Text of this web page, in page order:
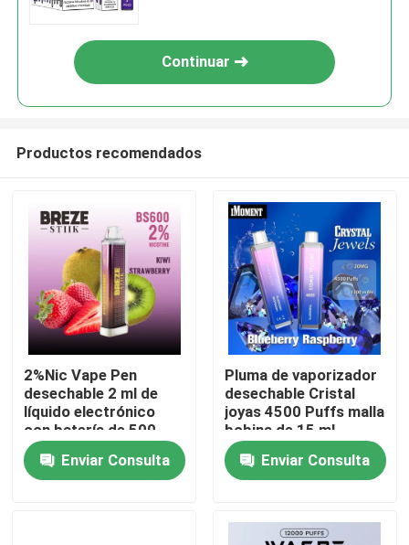
Hogar
Productos
Vídeos
Continuar
Productos recomendados
2%Nic Vape Pen
desechable 2 ml de
líquido electrónico
con batería de 500
mAh
Enviar Consulta
Pluma de vaporizador
desechable Cristal
joyas 4500 Puffs malla
bobina de 15 ml
líquido recargable
Ecig Enviar Consulta